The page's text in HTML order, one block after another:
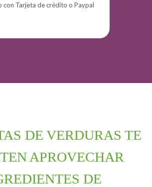
con Tarjeta de crédito o Paypal
DE VERDURAS TE
APROVECHAR
DE